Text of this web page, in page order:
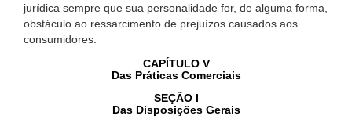
jurídica sempre que sua personalidade for, de alguma forma,
obstáculo ao ressarcimento de prejuízos causados aos
consumidores.
CAPÍTULO V
Das Práticas Comerciais
SEÇÃO I
Das Disposições Gerais